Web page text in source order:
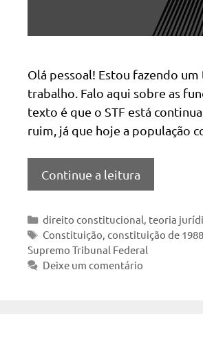
Olá pessoal! Estou fazendo
trabalho. Falo aqui sobre as
texto é que o STF está
ruim, já que hoje a população
Continue a leitura
Categorias
direito constitucional, teoria
Tags
Constituição,constituição de 1988
Supremo Tribunal Federal
Deixe um comentário